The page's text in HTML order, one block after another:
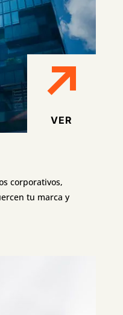
VER
corporativos,
tu marca y